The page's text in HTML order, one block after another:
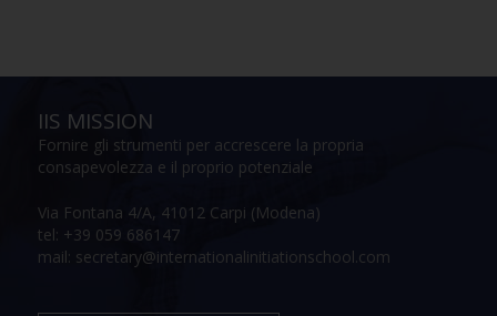
IIS MISSION
Fornire gli strumenti per accrescere la propria
consapevolezza e il proprio potenziale
Via Fontana 4/A, 41012 Carpi (Modena)
tel: +39 059 686147
mail: secretary@internationalinitiationschool.com